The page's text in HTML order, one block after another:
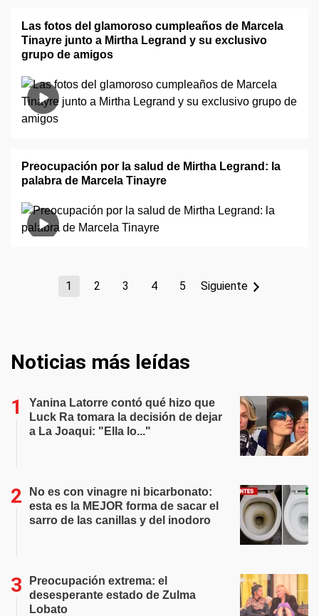
Las fotos del glamoroso cumpleaños de Marcela
Tinayre junto a Mirtha Legrand y su exclusivo
grupo de amigos
Preocupación por la salud de Mirtha Legrand: la
palabra de Marcela Tinayre
1 2 3 4 5 Siguiente
Noticias más leídas
Yanina Latorre contó qué hizo que
Luck Ra tomara la decisión de dejar
a La Joaqui: "Ella lo..."
No es con vinagre ni bicarbonato:
esta es la MEJOR forma de sacar el
sarro de las canillas y del inodoro
Preocupación extrema: el
desesperante estado de Zulma
Lobato